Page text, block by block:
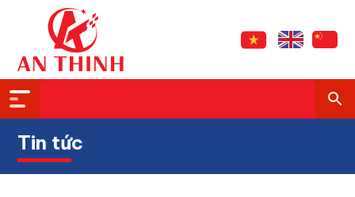
Tin tức